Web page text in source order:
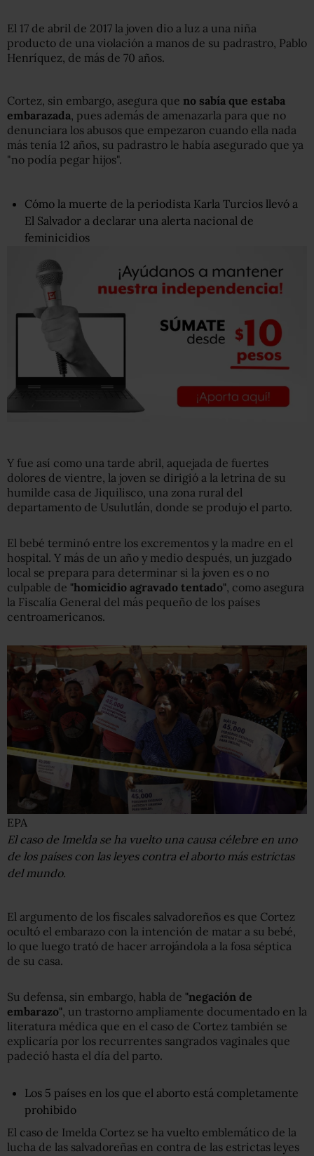
El 17 de abril de 2017 la joven dio a luz a una niña
producto de una violación a manos de su padrastro, Pablo
Henríquez, de más de 70 años.
Cortez, sin embargo, asegura que no sabía que estaba
embarazada , pues además de amenazarla para que no
denunciara los abusos que empezaron cuando ella nada
más tenía 12 años, su padrastro le había asegurado que ya
"no podía pegar hijos".
Cómo la muerte de la periodista Karla Turcios llevó a
El Salvador a declarar una alerta nacional de
feminicidios
Y fue así como una tarde abril, aquejada de fuertes
dolores de vientre, la joven se dirigió a la letrina de su
humilde casa de Jiquilisco, una zona rural del
departamento de Usulutlán, donde se produjo el parto.
El bebé terminó entre los excrementos y la madre en el
hospital. Y más de un año y medio después, un juzgado
local se prepara para determinar si la joven es o no
culpable de "homicidio agravado tentado" , como asegura
la Fiscalía General del más pequeño de los países
centroamericanos.
EPA
El caso de Imelda se ha vuelto una causa célebre en uno
de los países con las leyes contra el aborto más estrictas
del mundo.
El argumento de los fiscales salvadoreños es que Cortez
ocultó el embarazo con la intención de matar a su bebé,
lo que luego trató de hacer arrojándola a la fosa séptica
de su casa.
Su defensa, sin embargo, habla de "negación de
embarazo", un trastorno ampliamente documentado en la
literatura médica que en el caso de Cortez también se
explicaría por los recurrentes sangrados vaginales que
padeció hasta el día del parto.
Los 5 países en los que el aborto está completamente
prohibido
El caso de Imelda Cortez se ha vuelto emblemático de la
lucha de las salvadoreñas en contra de las estrictas leyes